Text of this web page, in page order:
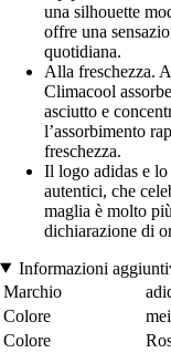
una silhouette
offre una
quotidiana.
Alla freschezza.
Climacool
asciutto e
l’assorbimento
freschezza.
Il logo adidas e
autentici, che
maglia è molto
dichiarazione di
Informazioni
Marchio
Colore
Colore